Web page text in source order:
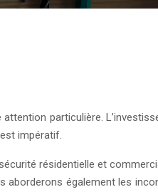
particulière.
impératif.
résidentielle et
également les